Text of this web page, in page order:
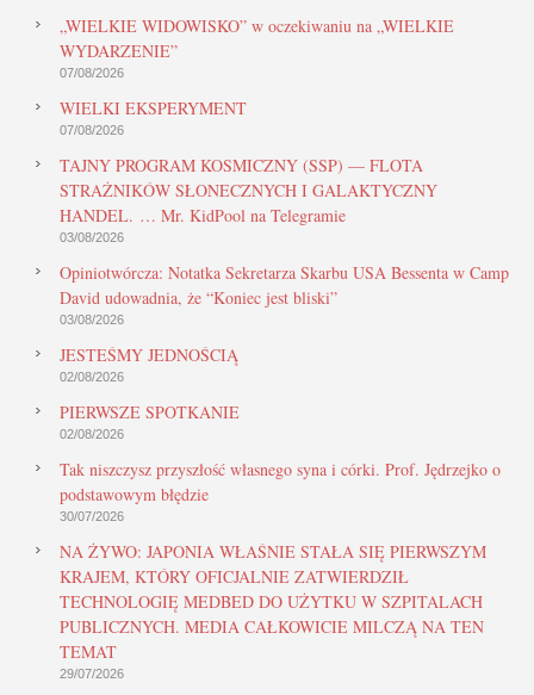
„WIELKIE WIDOWISKO” w oczekiwaniu na „WIELKIE
WYDARZENIE”
07/08/2026
WIELKI EKSPERYMENT
07/08/2026
TAJNY PROGRAM KOSMICZNY (SSP) — FLOTA
STRAŻNIKÓW SŁONECZNYCH I GALAKTYCZNY
HANDEL. … Mr. KidPool na Telegramie
03/08/2026
Opiniotwórcza: Notatka Sekretarza Skarbu USA Bessenta w Camp
David udowadnia, że “Koniec jest bliski”
03/08/2026
JESTEŚMY JEDNOŚCIĄ
02/08/2026
PIERWSZE SPOTKANIE
02/08/2026
Tak niszczysz przyszłość własnego syna i córki. Prof. Jędrzejko o
podstawowym błędzie
30/07/2026
NA ŻYWO: JAPONIA WŁAŚNIE STAŁA SIĘ PIERWSZYM
KRAJEM, KTÓRY OFICJALNIE ZATWIERDZIŁ
TECHNOLOGIĘ MEDBED DO UŻYTKU W SZPITALACH
PUBLICZNYCH. MEDIA CAŁKOWICIE MILCZĄ NA TEN
TEMAT
29/07/2026